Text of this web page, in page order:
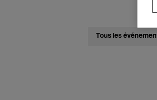
Tous les